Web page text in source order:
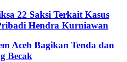
22 Saksi Terkait Kasus
Hendra Kurniawan
Aceh Bagikan Tenda dan
Becak